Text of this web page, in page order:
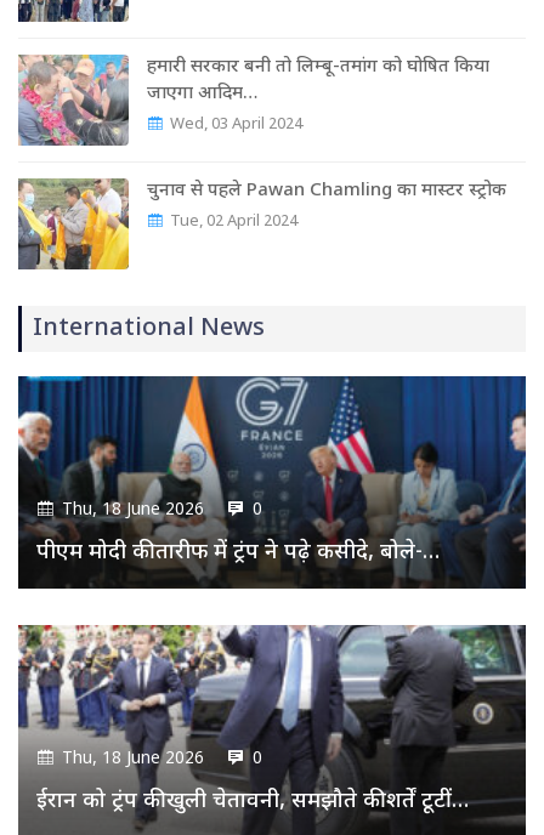
हमारी सरकार बनी तो लिम्बू-तमांग को घोषित किया
जाएगा आदिम…
Wed, 03 April 2024
चुनाव से पहले Pawan Chamling का मास्‍टर स्‍ट्रोक
Tue, 02 April 2024
International News
Thu, 18 June 2026 0
पीएम मोदी की तारीफ में ट्रंप ने पढ़े कसीदे, बोले-…
Thu, 18 June 2026 0
ईरान को ट्रंप की खुली चेतावनी, समझौते की शर्तें टूटीं…